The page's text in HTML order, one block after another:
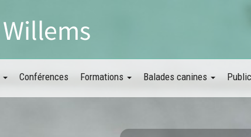
Conférences Formations Balades canines